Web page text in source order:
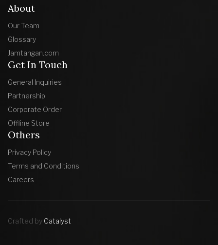
About
Our Team
Glossary
Jamtangan.com
Get In Touch
General Inquiries
Partnership
Corporate Order
Offline Store
Others
Privacy Policy
Terms and Conditions
Careers
Crafted by Catalyst